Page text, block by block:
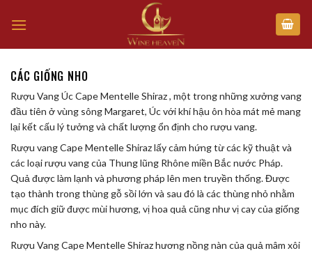
CÁC GIỐNG NHO
Rượu Vang Úc Cape Mentelle Shiraz , một trong những xưởng vang
đầu tiên ở vùng sông Margaret, Úc với khí hậu ôn hòa mát mẻ mang
lại kết cấu lý tưởng và chất lượng ổn định cho rượu vang.
Rượu vang Cape Mentelle Shiraz lấy cảm hứng từ các kỹ thuật và
các loại rượu vang của Thung lũng Rhône miền Bắc nước Pháp.
Quả được làm lạnh và phương pháp lên men truyền thống. Được
tạo thành trong thùng gỗ sồi lớn và sau đó là các thùng nhỏ nhằm
mục đích giữ được mùi hương, vị hoa quả cũng như vị cay của giống
nho này.
Rượu Vang Cape Mentelle Shiraz hương nồng nàn của quả mâm xôi